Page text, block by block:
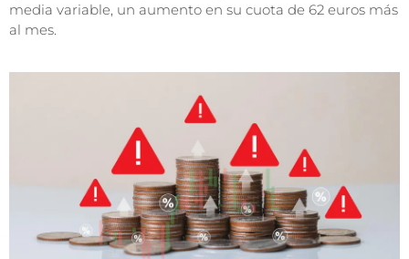
media variable, un aumento en su cuota de 62 euros más
al mes.